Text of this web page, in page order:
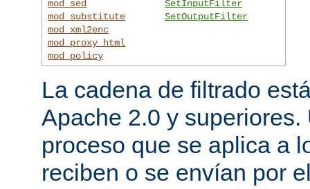
mod_sed
mod_substitute
mod_xml2enc
mod_proxy_html
mod_policy
SetInputFilter
SetOutputFilter
La cadena de filtrado
Apache 2.0 y
proceso que se aplica a
reciben o se envían por